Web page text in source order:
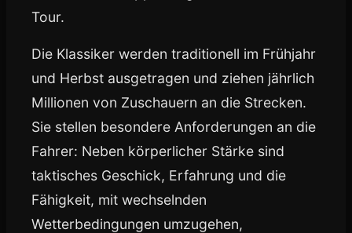
Tour.
Die Klassiker werden traditionell im Frühjahr
und Herbst ausgetragen und ziehen jährlich
Millionen von Zuschauern an die Strecken.
Sie stellen besondere Anforderungen an die
Fahrer: Neben körperlicher Stärke sind
taktisches Geschick, Erfahrung und die
Fähigkeit, mit wechselnden
Wetterbedingungen umzugehen,